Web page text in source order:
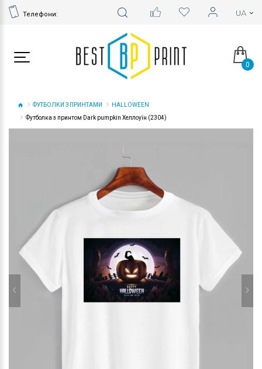
Телефони:
0
ФУТБОЛКИ З ПРИНТАМИ
HALLOWEEN
Футболка з принтом Dark pumpkin Хеллоуїн (2304)